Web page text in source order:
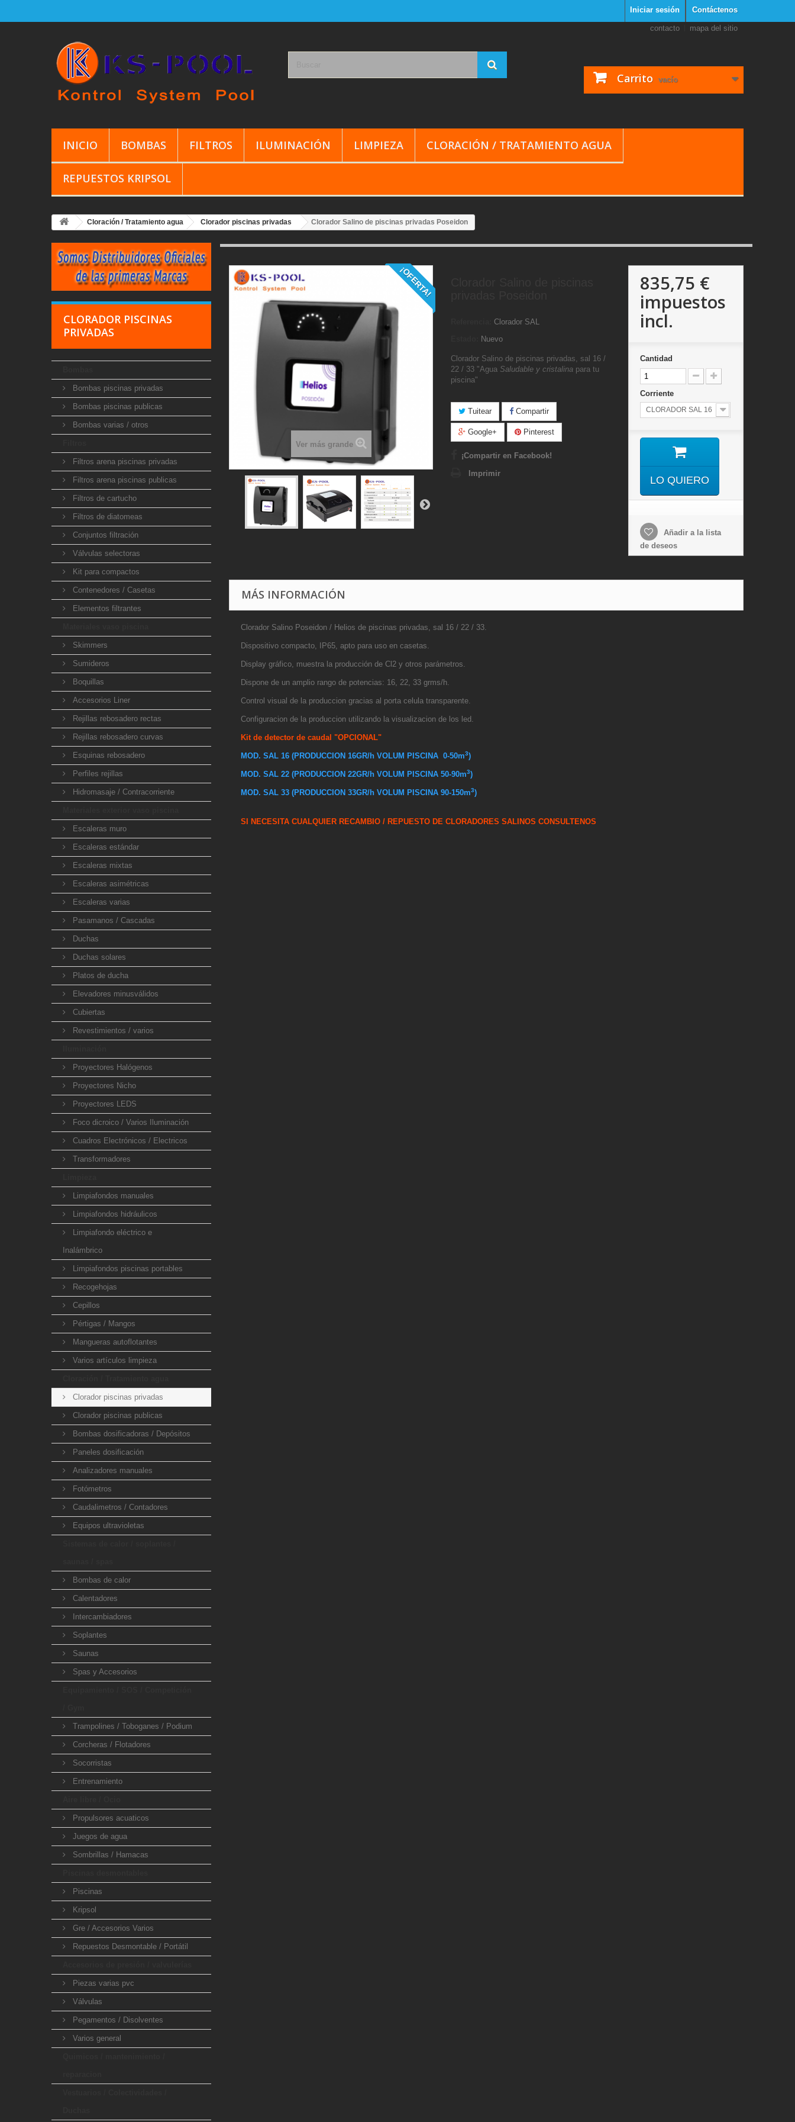
Contáctenos
Iniciar sesión
contacto mapa del sitio
Carrito vacío
INICIO BOMBAS FILTROS ILUMINACIÓN LIMPIEZA CLORACIÓN / TRATAMIENTO AGUA
REPUESTOS KRIPSOL
Cloración / Tratamiento agua Clorador piscinas privadas Clorador Salino de piscinas privadas Poseidon
CLORADOR PISCINAS
PRIVADAS
Bombas piscinas privadas
Bombas piscinas publicas
Bombas varias / otros
Filtros arena piscinas privadas
Filtros arena piscinas publicas
Filtros de cartucho
Filtros de diatomeas
Conjuntos filtración
Válvulas selectoras
Kit para compactos
Contenedores / Casetas
Elementos filtrantes
Skimmers
Sumideros
Boquillas
Accesorios Liner
Rejillas rebosadero rectas
Rejillas rebosadero curvas
Esquinas rebosadero
Perfiles rejillas
Hidromasaje / Contracorriente
Escaleras muro
Escaleras estándar
Escaleras mixtas
Escaleras asimétricas
Escaleras varias
Pasamanos / Cascadas
Duchas
Duchas solares
Platos de ducha
Elevadores minusválidos
Cubiertas
Revestimientos / varios
Proyectores Halógenos
Proyectores Nicho
Proyectores LEDS
Foco dicroico / Varios Iluminación
Cuadros Electrónicos / Electricos
Transformadores
Limpiafondos manuales
Limpiafondos hidráulicos
Limpiafondo eléctrico e
Inalámbrico
Limpiafondos piscinas portables
Recogehojas
Cepillos
Pértigas / Mangos
Mangueras autoflotantes
Varios artículos limpieza
Clorador piscinas privadas
Clorador piscinas publicas
Bombas dosificadoras / Depósitos
Paneles dosificación
Analizadores manuales
Fotómetros
Caudalimetros / Contadores
Equipos ultravioletas
Bombas de calor
Calentadores
Intercambiadores
Soplantes
Saunas
Spas y Accesorios
Trampolines / Toboganes / Podium
Corcheras / Flotadores
Socorristas
Entrenamiento
Propulsores acuaticos
Juegos de agua
Sombrillas / Hamacas
Piscinas
Kripsol
Gre / Accesorios Varios
Repuestos Desmontable / Portátil
Piezas varias pvc
Válvulas
Pegamentos / Disolventes
Varios general
¡OFERTA!
Ver más grande
Clorador SAL
Nuevo
Clorador Salino de piscinas privadas, sal 16 /
22 / 33 "Agua Saludable y cristalina para tu
piscina"
Tuitear Compartir
Google+ Pinterest
¡Compartir en Facebook!
Imprimir
835,75 €
impuestos
incl.
Cantidad
Corriente
CLORADOR SAL 16
LO QUIERO
Añadir a la lista
de deseos
MÁS INFORMACIÓN
Clorador Salino Poseidon / Helios de piscinas privadas, sal 16 / 22 / 33.
Dispositivo compacto, IP65, apto para uso en casetas.
Display gráfico, muestra la producción de Cl2 y otros parámetros.
Dispone de un amplio rango de potencias: 16, 22, 33 grms/h.
Control visual de la produccion gracias al porta celula transparente.
Configuracion de la produccion utilizando la visualizacion de los led.
Kit de detector de caudal "OPCIONAL"
MOD. SAL 16 (PRODUCCION 16GR/h VOLUM PISCINA 0-50m3)
MOD. SAL 22 (PRODUCCION 22GR/h VOLUM PISCINA 50-90m3)
MOD. SAL 33 (PRODUCCION 33GR/h VOLUM PISCINA 90-150m3)
SI NECESITA CUALQUIER RECAMBIO / REPUESTO DE CLORADORES SALINOS CONSULTENOS